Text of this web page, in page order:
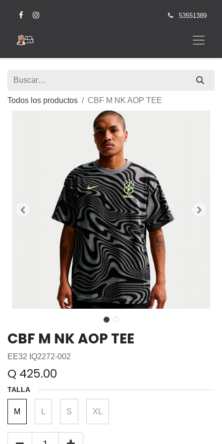
53551389
Todos los productos CBF M NK AOP TEE
CBF M NK AOP TEE
EE32 IQ2272-002
Q 425.00
TALLA
M L S XL